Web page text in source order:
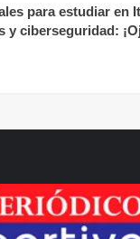
para estudiar en
y ciberseguridad: